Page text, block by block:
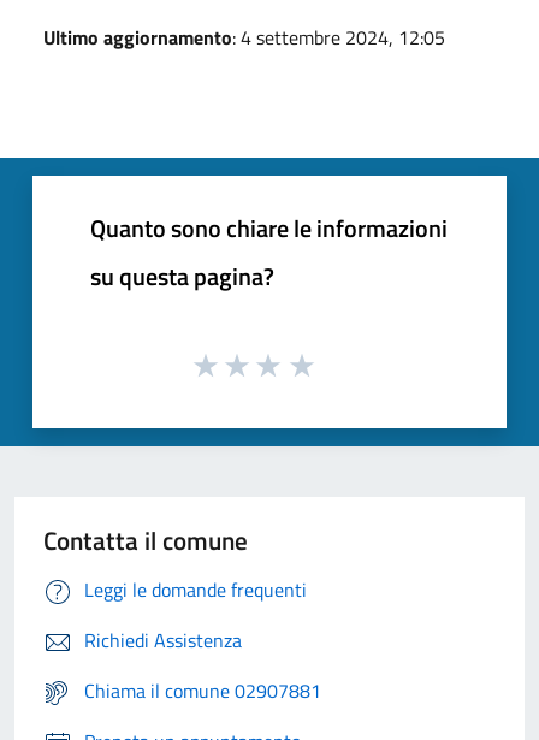
Ultimo aggiornamento: 4 settembre 2024, 12:05
Quanto sono chiare le informazioni
su questa pagina?
Contatta il comune
Leggi le domande frequenti
Richiedi Assistenza
Chiama il comune 02907881